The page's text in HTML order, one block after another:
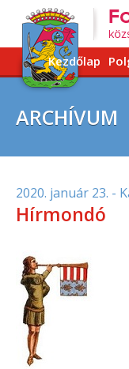
Kezdőlap
ARCHÍVUM
2020. január 23. -
Hírmondó